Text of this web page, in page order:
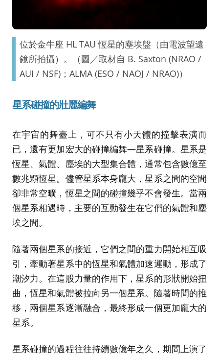
位於金牛座 HL TAU 恆星的塵埃盤（由電波望遠
鏡所拍攝）。（圖／取材自 B. Saxton (NRAO /
AUI / NSF)；ALMA (ESO / NAOJ / NRAO)）
星系碰撞的壯麗編舞
在宇宙的舞臺上，可不只有小天體的撞擊表演而
已，還有更加宏大的碰撞編舞—星系碰撞。星系是
恆星、氣體、塵埃的大型集合體，通常包含數億至
數兆顆恆星。儘管星系本身龐大，星系之間的空間
卻非常空曠，恆星之間的碰撞幾乎不會發生。當兩
個星系相遇時，主要的互動發生在它們的氣體和塵
埃之間。
隨著兩個星系的接近，它們之間的重力開始相互吸
引，牽動著星系中的恆星和氣體加速運動，形成了
潮汐力。在這股力量的作用下，星系的形狀開始扭
曲，恆星和氣體被拉向另一個星系。隨著時間的推
移，兩個星系逐漸融合，最終形成一個更加龐大的
星系。
星系碰撞的過程往往持續數億年之久，期間上演了